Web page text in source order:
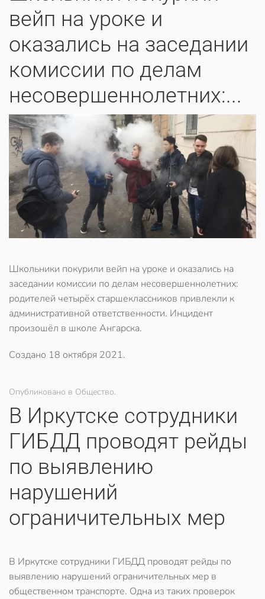
вейп на уроке и
оказались на заседании
комиссии по делам
несовершеннолетних:...
Школьники покурили вейп на уроке и оказались на
заседании комиссии по делам несовершеннолетних:
родителей четырёх старшеклассников привлекли к
административной ответственности. Инцидент
произошёл в школе Ангарска.
Создано 18 октября 2021.
Опубликовано в Общество.
В Иркутске сотрудники
ГИБДД проводят рейды
по выявлению
нарушений
ограничительных мер
В Иркутске сотрудники ГИБДД проводят рейды по
выявлению нарушений ограничительных мер в
общественном транспорте. Одна из таких проверок